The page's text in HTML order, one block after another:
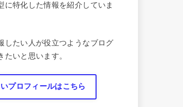
に特化した情報を紹介していま
したい人が役立つようなブログ
たいと思います。
プロフィールはこちら